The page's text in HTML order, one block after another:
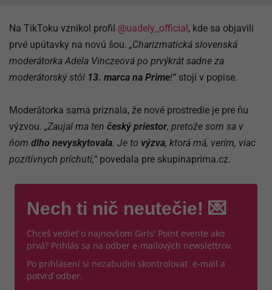
Na TikToku vznikol profil @uadely_official, kde sa objavili
prvé upútavky na novú šou. „Charizmatická slovenská
moderátorka Adela Vinczeová po prvýkrát sadne za
moderátorský stôl 13. marca na Prime!“ stojí v popise.
Moderátorka sama priznala, že nové prostredie je pre ňu
výzvou. „Zaujal ma ten český priestor, pretože som sa v
ňom dlho nevyskytovala. Je to výzva, ktorá má, verím, viac
pozitívnych príchutí,“ povedala pre skupinaprima.cz.
Nech ti nič neutečie! 💌
Chceš vedieť o najnovšom Girls' Point evente ako
prvá? Prihlás sa na odber e-mailových newslettrov.
Po prihlásení si nezabudni skontrolovať e-mail a
potvrď odber.